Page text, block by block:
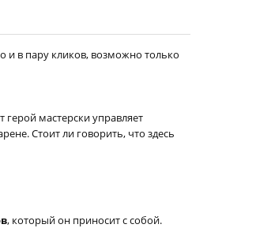
и в пару кликов, возможно только
мастерски управляет
Стоит ли говорить, что здесь
, который он приносит с собой.